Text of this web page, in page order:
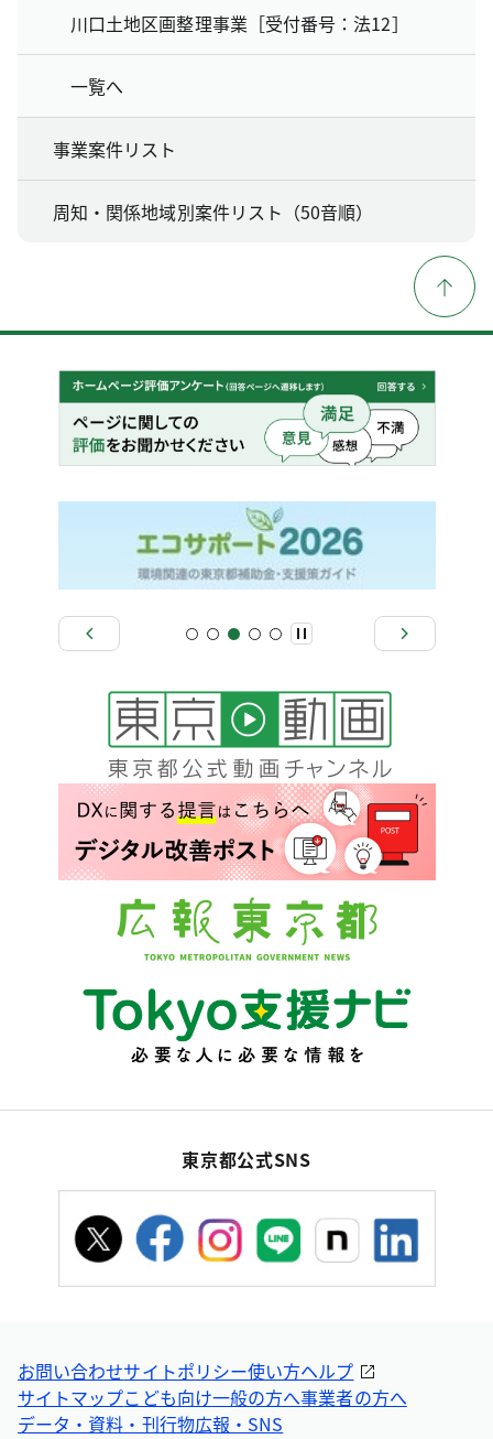
川口土地区画整理事業［受付番号：法12］
一覧へ
事業案件リスト
周知・関係地域別案件リスト（50音順）
東京都公式SNS
お問い合わせサイトポリシー使い方ヘルプ
サイトマップこども向け一般の方へ事業者の方へ
データ・資料・刊行物広報・SNS